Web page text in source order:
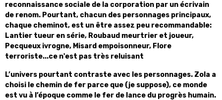
reconnaissance sociale de la corporation par un écrivain
de renom. Pourtant, chacun des personnages principaux,
chaque cheminot, est un être assez peu recommandable:
Lantier tueur en série, Roubaud meurtrier et joueur,
Pecqueux ivrogne, Misard empoisonneur, Flore
terroriste...ce n'est pas très reluisant
L’univers pourtant contraste avec les personnages. Zola a
choisi le chemin de fer parce que (je suppose), ce monde
est vu à l’époque comme le fer de lance du progrès humain.